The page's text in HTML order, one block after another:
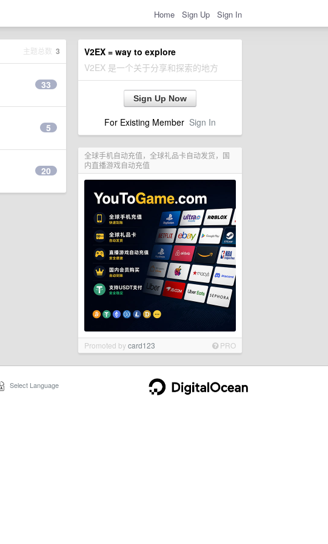
Home Sign Up Sign In
V2EX = way to explore
V2EX 是一个关于分享和探索的地方
Sign Up Now
For Existing Member Sign In
全球手机自动充值，全球礼品卡自动发货，国
内直播游戏自动充值
Promoted bycard123 PRO
主题总数 3
33
5
20
Select Language